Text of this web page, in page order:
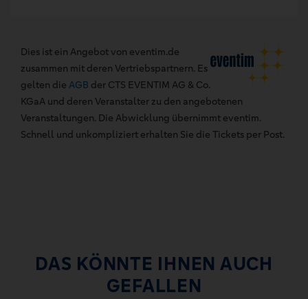
Dies ist ein Angebot von eventim.de
zusammen mit deren Vertriebspartnern. Es
gelten die AGB der CTS EVENTIM AG & Co.
KGaA und deren Veranstalter zu den angebotenen
Veranstaltungen. Die Abwicklung übernimmt eventim.
Schnell und unkompliziert erhalten Sie die Tickets per Post.
DAS KÖNNTE IHNEN AUCH
GEFALLEN